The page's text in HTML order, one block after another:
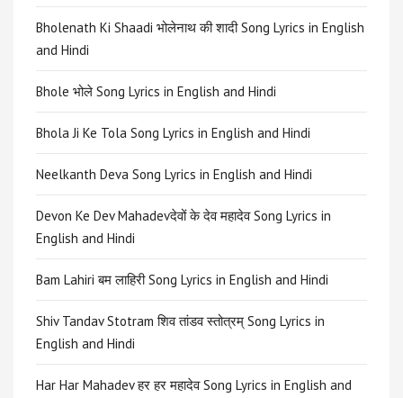
Bholenath Ki Shaadi भोलेनाथ की शादी Song Lyrics in English
and Hindi
Bhole भोले Song Lyrics in English and Hindi
Bhola Ji Ke Tola Song Lyrics in English and Hindi
Neelkanth Deva Song Lyrics in English and Hindi
Devon Ke Dev Mahadevदेवों के देव महादेव Song Lyrics in
English and Hindi
Bam Lahiri बम लाहिरी Song Lyrics in English and Hindi
Shiv Tandav Stotram शिव तांडव स्तोत्रम् Song Lyrics in
English and Hindi
Har Har Mahadev हर हर महादेव Song Lyrics in English and